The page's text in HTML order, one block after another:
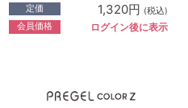
定価 1,320円 (税込)
会員価格 ログイン後に表示